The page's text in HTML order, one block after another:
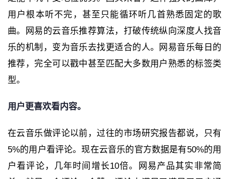
用户根本听不完，甚至只能循环听几首熟悉固定的歌
曲。网易的云音乐推荐算法，打破传统纵向深度人找音
乐的机制，变为音乐去找更适合的人。网易音乐每日的
推荐，完全可以戳中甚至匹配大多数用户熟悉的标签类
型。
用户更喜欢看内容。
在云音乐做评论以前，过往的市场研究报告都说，只有
5%的用户看评论。现在云音乐的官方数据是有50%的用
户看评论，几年时间增长10倍。网易产品其实非常简